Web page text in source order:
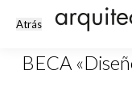
BECA